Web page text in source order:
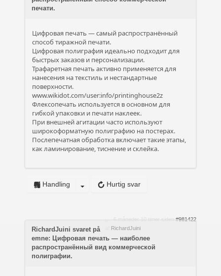
печати.
Цифровая печать — самый распространённый
способ тиражной печати.
Цифровая полиграфия идеально подходит для
быстрых заказов и персонализации.
Трафаретная печать активно применяется для
нанесения на текстиль и нестандартные
поверхности.
www.wikidot.com/user:info/printinghouse2z
Флексопечать используется в основном для
гибкой упаковки и печати наклеек.
При внешней агитации часто используют
широкоформатную полиграфию на постерах.
Послепечатная обработка включает такие этапы,
как ламинирование, тиснение и склейка.
Hurtig svar
Handling
6 måneder 10 timer siden
#981422
RichardJuini
RichardJuini svaret på
emne: Цифровая печать — наиболее
распространённый вид коммерческой
полиграфии.